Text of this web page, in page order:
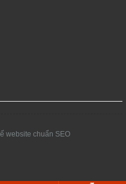
website chuẩn SEO